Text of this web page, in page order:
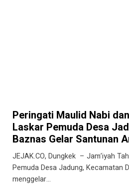
Peringati Maulid Nabi
Laskar Pemuda Desa
Baznas Gelar Santunan
JEJAK.CO, Dungkek – Jam’iyah
Pemuda Desa Jadung, Kecamatan
menggelar…